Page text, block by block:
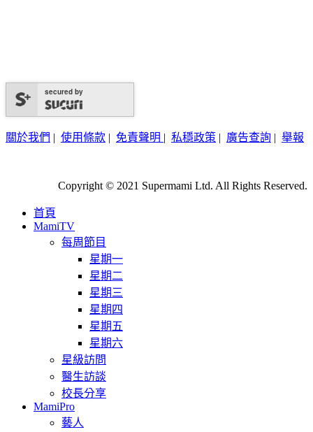
secured by
關於我們 | 使用條款 | 免責聲明 | 私穩政策 | 廣告查詢 | 舉報
Copyright © 2021 Supermami Ltd. All Rights Reserved.
首頁
MamiTV
每周節目
星期一
星期二
星期三
星期四
星期五
星期六
星級訪問
醫生訪談
校長分享
MamiPro
藝人